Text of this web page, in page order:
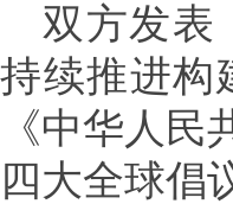
双方发表
持续推进构
《中华人
四大全球倡